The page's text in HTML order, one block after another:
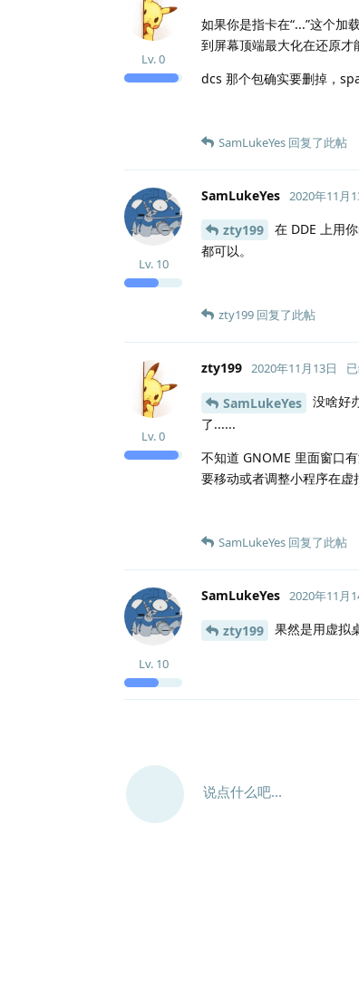
Lv.0
如果你是指卡在“...”这个加
到屏幕顶端最大化在还原
dcs 那个包确实要删掉，
SamLukeYes 回复了此帖
SamLukeYes
Lv. 10
2020年11月
zty199
在 DDE 上用
都可以。
zty199 回复了此帖
zty199
Lv.0
2020年11月13日
SamLukeYes
没啥好
了......
不知道 GNOME 里面窗口
要移动或者调整小程序在虚
SamLukeYes 回复了此帖
SamLukeYes
Lv. 10
2020年11月
zty199 果然是用虚拟
说点什么吧...